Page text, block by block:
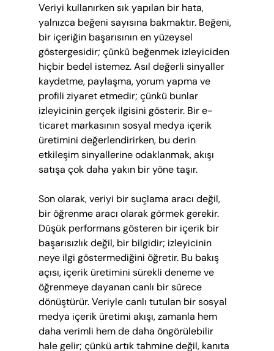
Veriyi kullanırken sık yapılan bir hata,
yalnızca beğeni sayısına bakmaktır. Beğeni,
bir içeriğin başarısının en yüzeysel
göstergesidir; çünkü beğenmek izleyiciden
hiçbir bedel istemez. Asıl değerli sinyaller
kaydetme, paylaşma, yorum yapma ve
profili ziyaret etmedir; çünkü bunlar
izleyicinin gerçek ilgisini gösterir. Bir e-
ticaret markasının sosyal medya içerik
üretimini değerlendirirken, bu derin
etkileşim sinyallerine odaklanmak, akışı
satışa çok daha yakın bir yöne taşır.
Son olarak, veriyi bir suçlama aracı değil,
bir öğrenme aracı olarak görmek gerekir.
Düşük performans gösteren bir içerik bir
başarısızlık değil, bir bilgidir; izleyicinin
neye ilgi göstermediğini öğretir. Bu bakış
açısı, içerik üretimini sürekli deneme ve
öğrenmeye dayanan canlı bir sürece
dönüştürür. Veriyle canlı tutulan bir sosyal
medya içerik üretimi akışı, zamanla hem
daha verimli hem de daha öngörülebilir
hale gelir; çünkü artık tahmine değil, kanıta